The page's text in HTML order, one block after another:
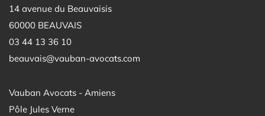
14 avenue du Beauvaisis
60000 BEAUVAIS
03 44 13 36 10
beauvais@vauban-avocats.com
Vauban Avocats - Amiens
Pôle Jules Verne